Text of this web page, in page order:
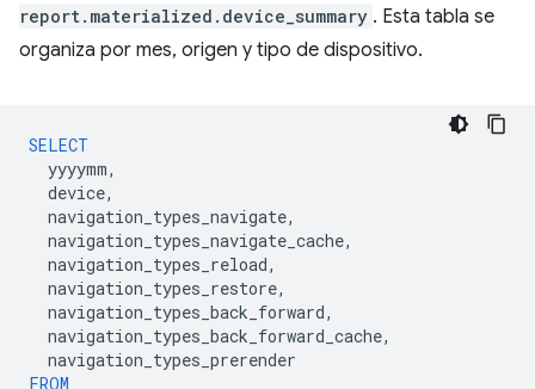
report.materialized.device_summary . Esta tabla se
organiza por mes, origen y tipo de dispositivo.
SELECT
yyyymm,
device,
navigation_types_navigate,
navigation_types_navigate_cache,
navigation_types_reload,
navigation_types_restore,
navigation_types_back_forward,
navigation_types_back_forward_cache,
navigation_types_prerender
FROM